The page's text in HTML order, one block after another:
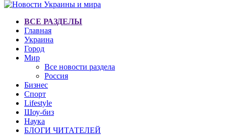
ВСЕ РАЗДЕЛЫ
Главная
Украина
Город
Мир
Все новости раздела
Россия
Бизнес
Спорт
Lifestyle
Шоу-биз
Наука
БЛОГИ ЧИТАТЕЛЕЙ